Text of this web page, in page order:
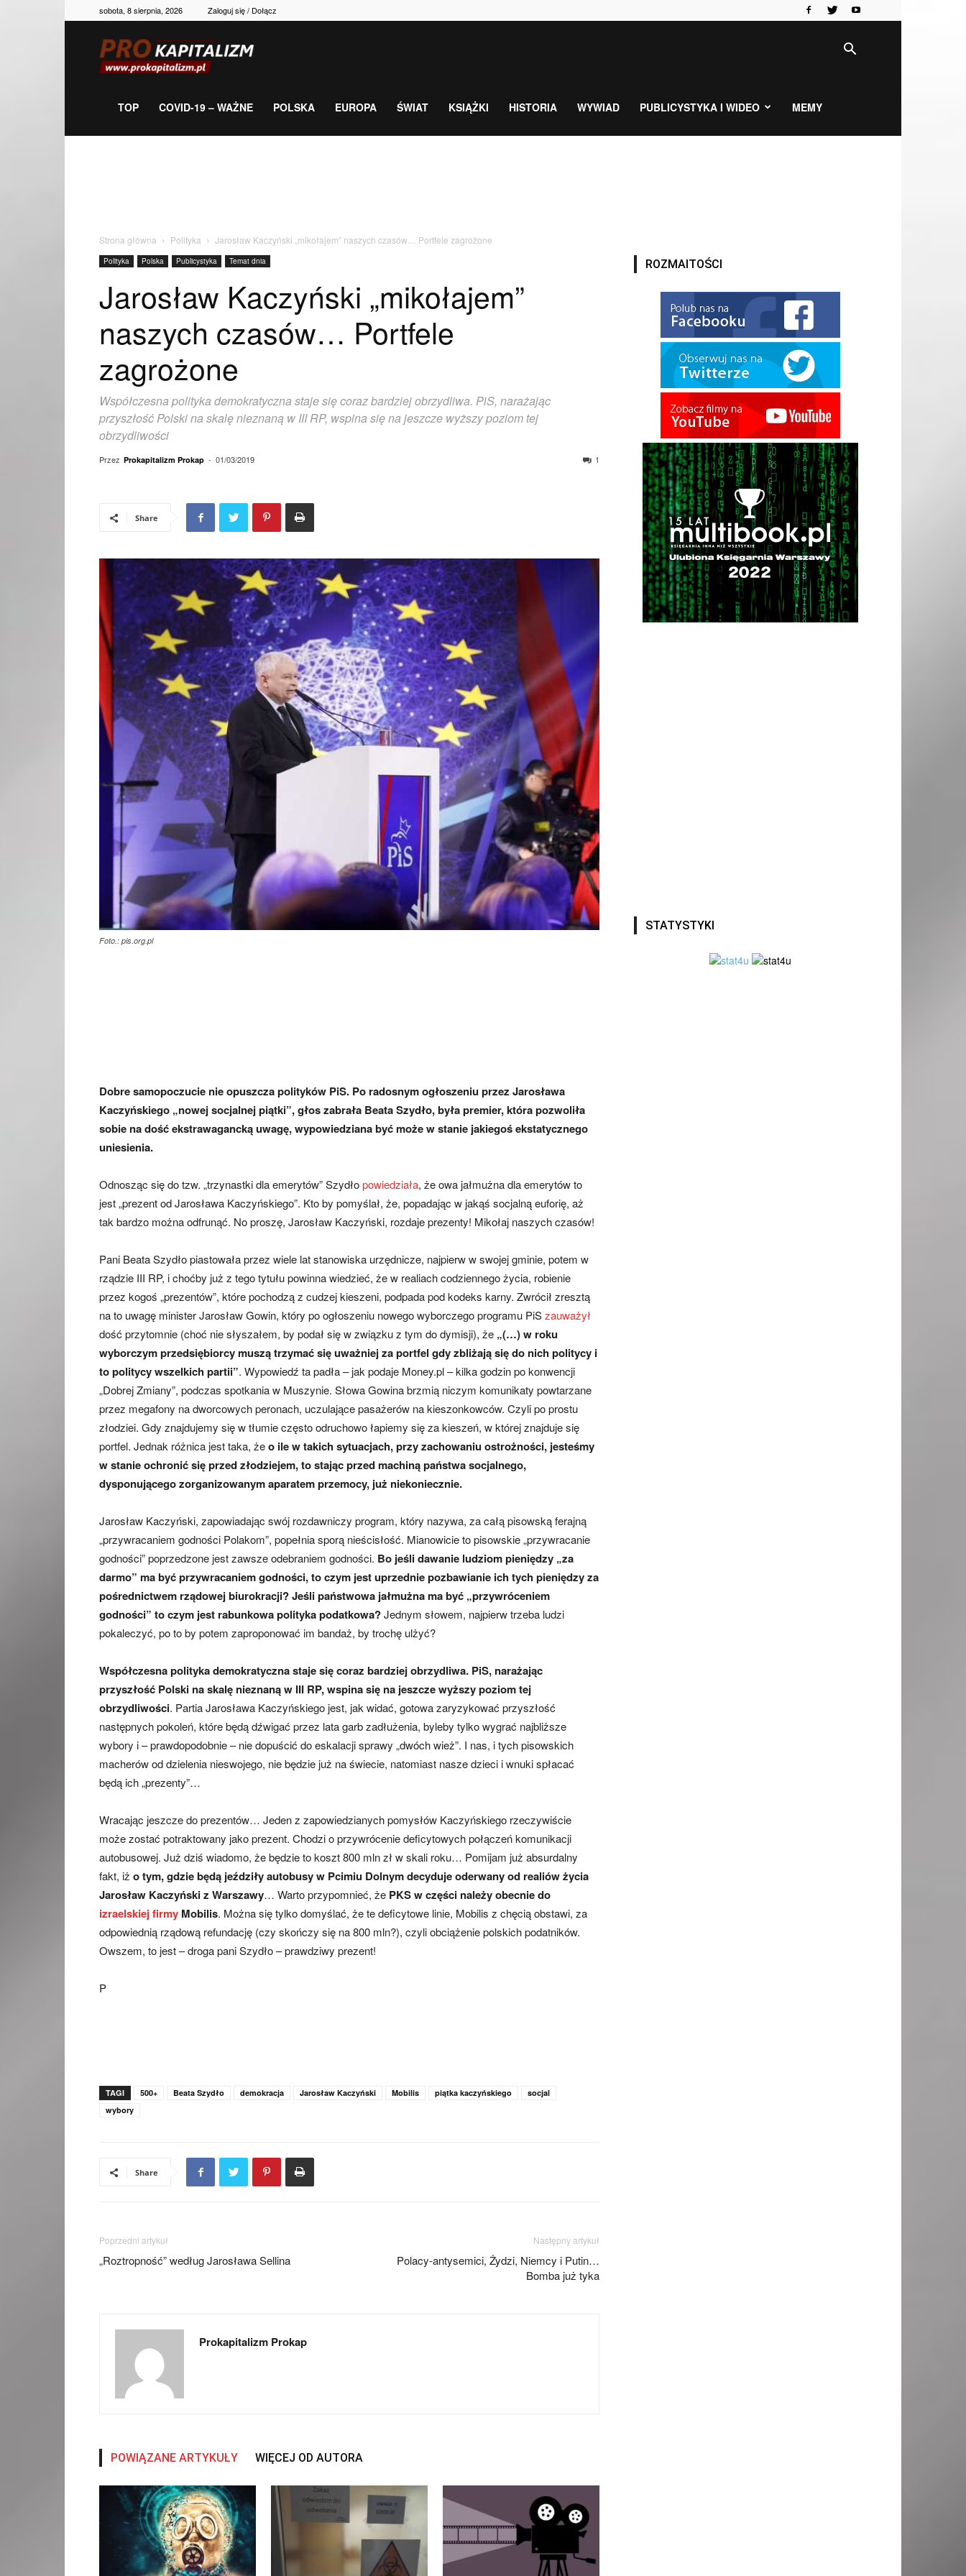
sobota, 8 sierpnia, 2026 Zaloguj się / Dołącz
gospodarka,
TOP COVID-19 – WAŻNE POLSKA EUROPA ŚWIAT KSIĄŻKI HISTORIA WYWIAD PUBLICYSTYKA I WIDEO MEMY
Strona główna Polityka Jarosław Kaczyński „mikołajem” naszych czasów… Portfele zagrożone
Polityka Polska Publicystyka Temat dnia
Jarosław Kaczyński „mikołajem”
naszych czasów… Portfele
zagrożone
Współczesna polityka demokratyczna staje się coraz bardziej obrzydliwa. PiS, narażając
przyszłość Polski na skalę nieznaną w III RP, wspina się na jeszcze wyższy poziom tej
obrzydliwości
Przez Prokapitalizm Prokap - 01/03/2019 1
Share
Foto.: pis.org.pl
Dobre samopoczucie nie opuszcza polityków PiS. Po radosnym ogłoszeniu przez Jarosława
Kaczyńskiego „nowej socjalnej piątki”, głos zabrała Beata Szydło, była premier, która pozwoliła
sobie na dość ekstrawagancką uwagę, wypowiedziana być może w stanie jakiegoś ekstatycznego
uniesienia.
Odnosząc się do tzw. „trzynastki dla emerytów” Szydłopowiedziała, że owa jałmużna dla emerytów to
jest „prezent od Jarosława Kaczyńskiego”. Kto by pomyślał, że, popadając w jakąś socjalną euforię, aż
tak bardzo można odfrunąć. No proszę, Jarosław Kaczyński, rozdaje prezenty! Mikołaj naszych czasów!
Pani Beata Szydło piastowała przez wiele lat stanowiska urzędnicze, najpierw w swojej gminie, potem w
rządzie III RP, i choćby już z tego tytułu powinna wiedzieć, że w realiach codziennego życia, robienie
przez kogoś „prezentów”, które pochodzą z cudzej kieszeni, podpada pod kodeks karny. Zwrócił zresztą
na to uwagę minister Jarosław Gowin, który po ogłoszeniu nowego wyborczego programu PiSzauważył
dość przytomnie (choć nie słyszałem, by podał się w związku z tym do dymisji), że „(…) w roku
wyborczym przedsiębiorcy muszą trzymać się uważniej za portfel gdy zbliżają się do nich politycy i
to politycy wszelkich partii”. Wypowiedź ta padła – jak podaje Money.pl – kilka godzin po konwencji
„Dobrej Zmiany”, podczas spotkania w Muszynie. Słowa Gowina brzmią niczym komunikaty powtarzane
przez megafony na dworcowych peronach, uczulające pasażerów na kieszonkowców. Czyli po prostu
złodziei. Gdy znajdujemy się w tłumie często odruchowo łapiemy się za kieszeń, w której znajduje się
portfel. Jednak różnica jest taka, żeo ile w takich sytuacjach, przy zachowaniu ostrożności, jesteśmy
w stanie ochronić się przed złodziejem, to stając przed machiną państwa socjalnego,
dysponującego zorganizowanym aparatem przemocy, już niekoniecznie.
Jarosław Kaczyński, zapowiadając swój rozdawniczy program, który nazywa, za całą pisowską ferajną
„przywracaniem godności Polakom”, popełnia sporą nieścisłość. Mianowicie to pisowskie „przywracanie
godności” poprzedzone jest zawsze odebraniem godności. Bo jeśli dawanie ludziom pieniędzy „za
darmo” ma być przywracaniem godności, to czym jest uprzednie pozbawianie ich tych pieniędzy za
pośrednictwem rządowej biurokracji?Jeśli państwowa jałmużna ma być „przywróceniem
godności” to czym jest rabunkowa polityka podatkowa?Jednym słowem, najpierw trzeba ludzi
pokaleczyć, po to by potem zaproponować im bandaż, by trochę ulżyć?
Współczesna polityka demokratyczna staje się coraz bardziej obrzydliwa. PiS, narażając
przyszłość Polski na skalę nieznaną w III RP, wspina się na jeszcze wyższy poziom tej
obrzydliwości. Partia Jarosława Kaczyńskiego jest, jak widać, gotowa zaryzykować przyszłość
następnych pokoleń, które będą dźwigać przez lata garb zadłużenia, byleby tylko wygrać najbliższe
wybory i – prawdopodobnie – nie dopuścić do eskalacji sprawy „dwóch wież”. I nas, i tych pisowskich
macherów od dzielenia nieswojego, nie będzie już na świecie, natomiast nasze dzieci i wnuki spłacać
będą ich „prezenty”…
Wracając jeszcze do prezentów… Jeden z zapowiedzianych pomysłów Kaczyńskiego rzeczywiście
może zostać potraktowany jako prezent. Chodzi o przywrócenie deficytowych połączeń komunikacji
autobusowej. Już dziś wiadomo, że będzie to koszt 800 mln zł w skali roku… Pomijam już absurdalny
fakt, iż o tym, gdzie będą jeździły autobusy w Pcimiu Dolnym decyduje oderwany od realiów życia
Jarosław Kaczyński z Warszawy… Warto przypomnieć, że PKS w części należy obecnie do
izraelskiej firmy Mobilis. Można się tylko domyślać, że te deficytowe linie, Mobilis z chęcią obstawi, za
odpowiednią rządową refundację (czy skończy się na 800 mln?), czyli obciążenie polskich podatników.
Owszem, to jest – droga pani Szydło – prawdziwy prezent!
P
TAGI 500+ Beata Szydło demokracja Jarosław Kaczyński Mobilis piątka kaczyńskiego
socjal
wybory
Share
Poprzedni artykuł
„Roztropność” według Jarosława Sellina
Następny artykuł
Polacy-antysemici, Żydzi, Niemcy i Putin…
Bomba już tyka
Prokapitalizm Prokap
POWIĄZANE ARTYKUŁY WIĘCEJ OD AUTORA
ROZMAITOŚCI
STATYSTYKI